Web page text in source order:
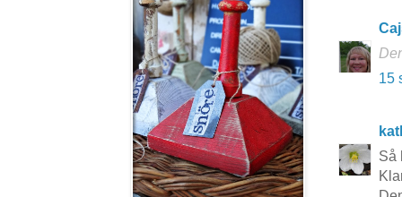
15
Så